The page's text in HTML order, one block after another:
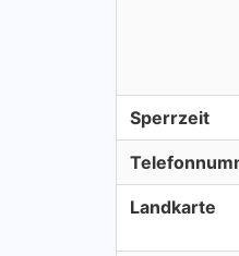
Sperrzeit
Landkarte